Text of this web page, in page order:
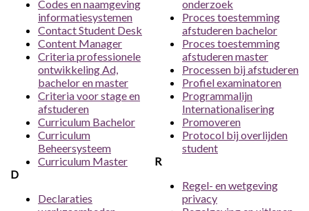
Codes en naamgeving
informatiesystemen
Contact Student Desk
Content Manager
Criteria professionele
ontwikkeling Ad,
bachelor en master
Criteria voor stage en
afstuderen
Curriculum Bachelor
Curriculum
Beheersysteem
Curriculum Master
D
Declaraties
onderzoek
Proces toestemming
afstuderen bachelor
Proces toestemming
afstuderen master
Processen bij afstuderen
Profiel examinatoren
Programmalijn
Internationalisering
Promoveren
Protocol bij overlijden
student
R
Regel- en wetgeving
privacy